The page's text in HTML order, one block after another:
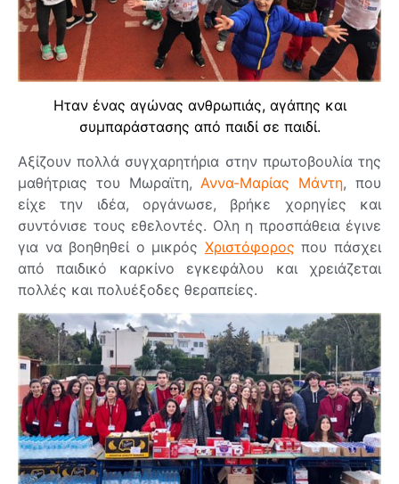
Ηταν ένας αγώνας ανθρωπιάς, αγάπης και
συμπαράστασης από παιδί σε παιδί.
Αξίζουν πολλά συγχαρητήρια στην πρωτοβουλία της
μαθήτριας του Μωραϊτη, Αννα-Μαρίας Μάντη, που
είχε την ιδέα, οργάνωσε, βρήκε χορηγίες και
συντόνισε τους εθελοντές. Ολη η προσπάθεια έγινε
για να βοηθηθεί ο μικρός Χριστόφορος που πάσχει
από παιδικό καρκίνο εγκεφάλου και χρειάζεται
πολλές και πολυέξοδες θεραπείες.